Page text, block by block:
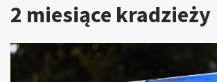
2 miesiące kradzieży